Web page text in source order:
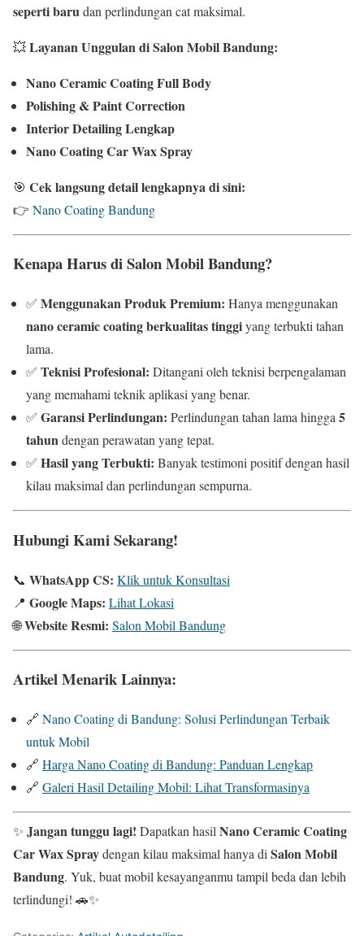
seperti barudan perlindungan cat maksimal.
💥Layanan Unggulan di Salon Mobil Bandung:
Nano Ceramic Coating Full Body
Polishing & Paint Correction
Interior Detailing Lengkap
Nano Coating Car Wax Spray
🎯 Cek langsung detail lengkapnya di sini:
👉 Nano Coating Bandung
Kenapa Harus di Salon Mobil Bandung?
✅ Menggunakan Produk Premium: Hanya menggunakan
nano ceramic coating berkualitas tinggiyang terbukti tahan
lama.
✅ Teknisi Profesional: Ditangani oleh teknisi berpengalaman
yang memahami teknik aplikasi yang benar.
✅ Garansi Perlindungan: Perlindungan tahan lama hingga 5
tahundengan perawatan yang tepat.
✅ Hasil yang Terbukti: Banyak testimoni positif dengan hasil
kilau maksimal dan perlindungan sempurna.
Hubungi Kami Sekarang!
📞 WhatsApp CS: Klik untuk Konsultasi
📍 Google Maps: Lihat Lokasi
🌐Website Resmi: Salon Mobil Bandung
Artikel Menarik Lainnya:
🔗 Nano Coating di Bandung: Solusi Perlindungan Terbaik
untuk Mobil
🔗 Harga Nano Coating di Bandung: Panduan Lengkap
🔗 Galeri Hasil Detailing Mobil: Lihat Transformasinya
✨ Jangan tunggu lagi! Dapatkan hasil Nano Ceramic Coating
Car Wax Spraydengan kilau maksimal hanya di Salon Mobil
Bandung. Yuk, buat mobil kesayanganmu tampil beda dan lebih
terlindungi! 🚗✨